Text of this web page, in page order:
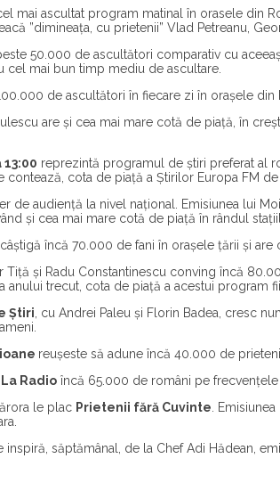
mai ascultat program matinal în orasele din
”dimineața, cu prietenii” Vlad Petreanu,
50.000 de ascultători comparativ cu
cel mai bun timp mediu de ascultare.
de ascultători în fiecare zi în orașele din
are și cea mai mare cotă de piață, în
reprezintă programul de știri preferat al
contează, cota de piață a Știrilor Europa FM
de audiență la nivel național. Emisiunea lui
și cea mai mare cotă de piață în rândul
încă 70.000 de fani în orașele țării și are
Tiță și Radu Constantinescu conving încă
anului trecut, cota de piață a acestui program
Știri, cu Andrei Paleu și Florin Badea, cresc
reușeste să adune încă 40.000 de
La Radio încă 65.000 de români pe frecvențele
le plac Prietenii fără Cuvinte.
săptămânal, de la Chef Adi Hădean,